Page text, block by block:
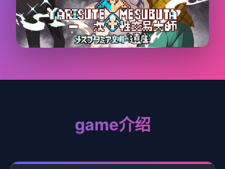
game介绍